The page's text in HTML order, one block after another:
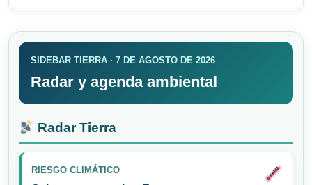
SIDEBAR TIERRA · 7 DE AGOSTO DE 2026
Radar y agenda ambiental
Radar Tierra
RIESGO CLIMÁTICO